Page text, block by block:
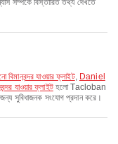
সম্পর্কে বিস্তারিত তথ্য দেখতে
যাওয়ার ফ্লাইট, Daniel
যাওয়ার ফ্লাইটহলো Tacloban
সুবিধাজনক সংযোগ প্রদান করে।